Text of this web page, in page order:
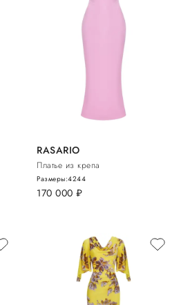
RASARIO
Платье из крепа
170 000 руб.
Размеры:4244